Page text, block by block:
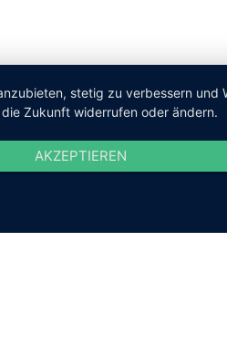
stetig zu verbessern
Zukunft widerrufen oder ändern.
AKZEPTIEREN